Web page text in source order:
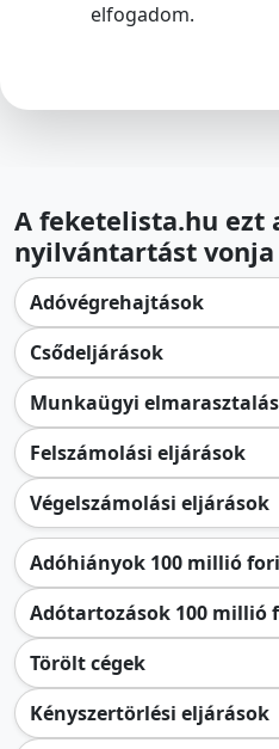
elfogadom.
A feketelista.hu ezt
nyilvántartást vonja
Adóvégrehajtások
Csődeljárások
Munkaügyi
Felszámolási eljárások
Végelszámolási eljárások
Adóhiányok 100 millió
Adótartozások 100
Törölt cégek
Kényszertörlési eljárások